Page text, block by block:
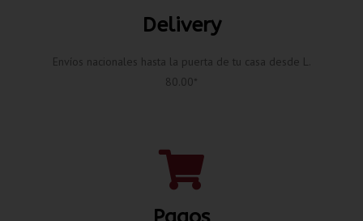
Delivery
Envíos nacionales hasta la puerta de tu casa desde L.
80.00*